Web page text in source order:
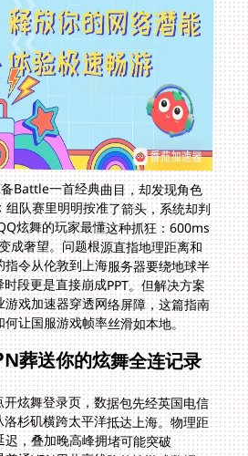
Battle一首经典曲目，却发现角色
队赛里明明按准了箭头，系统却判
炫舞的玩家最懂这种抓狂：600ms
成奢望。问题根源直指地理距离和
令从伦敦到上海服务器要绕地球半
段更是直接崩成PPT。但解决方案
戏加速器穿透网络屏障，这篇指南
让国服游戏帧率丝滑如本地。
葬送你的炫舞全连记录
炫舞登录页，数据包先经英国电信
杉矶横跨太平洋抵达上海。物理距
延迟，叠加晚高峰拥堵可能突破
通VPN用共享线路传输游戏数据，
整支足球队的混乱场景。曾有曼城
300ms延迟挑战八星《恋爱ing》，
雕像被队友踢出房间。血泪教训证